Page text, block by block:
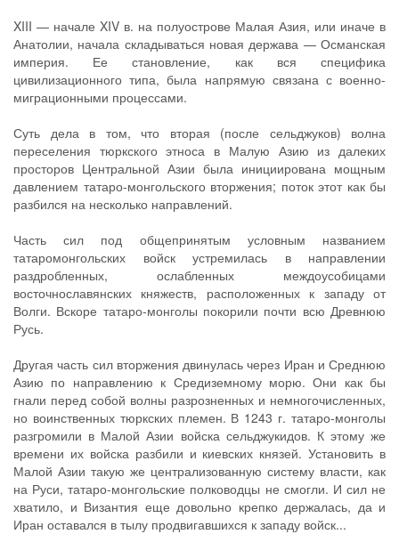
XIII — начале XIV в. на полуострове Малая Азия, или иначе в
Анатолии, начала складываться новая держава — Османская
империя. Ее становление, как вся специфика
цивилизационного типа, была напрямую связана с военно-
миграционными процессами.
Суть дела в том, что вторая (после сельджуков) волна
переселения тюркского этноса в Малую Азию из далеких
просторов Центральной Азии была инициирована мощным
давлением татаро-монгольского вторжения; поток этот как бы
разбился на несколько направлений.
Часть сил под общепринятым условным названием
татаромонгольских войск устремилась в направлении
раздробленных, ослабленных междоусобицами
восточнославянских княжеств, расположенных к западу от
Волги. Вскоре татаро-монголы покорили почти всю Древнюю
Русь.
Другая часть сил вторжения двинулась через Иран и Среднюю
Азию по направлению к Средиземному морю. Они как бы
гнали перед собой волны разрозненных и немногочисленных,
но воинственных тюркских племен. В 1243 г. татаро-монголы
разгромили в Малой Азии войска сельджукидов. К этому же
времени их войска разбили и киевских князей. Установить в
Малой Азии такую же централизованную систему власти, как
на Руси, татаро-монгольские полководцы не смогли. И сил не
хватило, и Византия еще довольно крепко держалась, да и
Иран оставался в тылу продвигавшихся к западу войск...